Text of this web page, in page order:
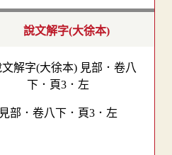
說文解字(大徐本)
見部．卷八下．頁3．左